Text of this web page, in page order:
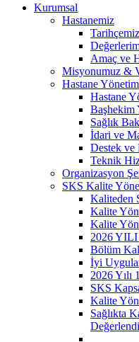
Kurumsal
Hastanemiz
Tarihçemiz
Amaç ve
Misyonumuz &
Hastane
Hastane
Başhekim
Sağlık
İdari ve
Destek
Teknik
Organizasyon
SKS Kalite
Kaliteden
Kalite
Kalite
2026
Bölüm
İyi
2026 Yılı
SKS
Kalite
Sağlıkta